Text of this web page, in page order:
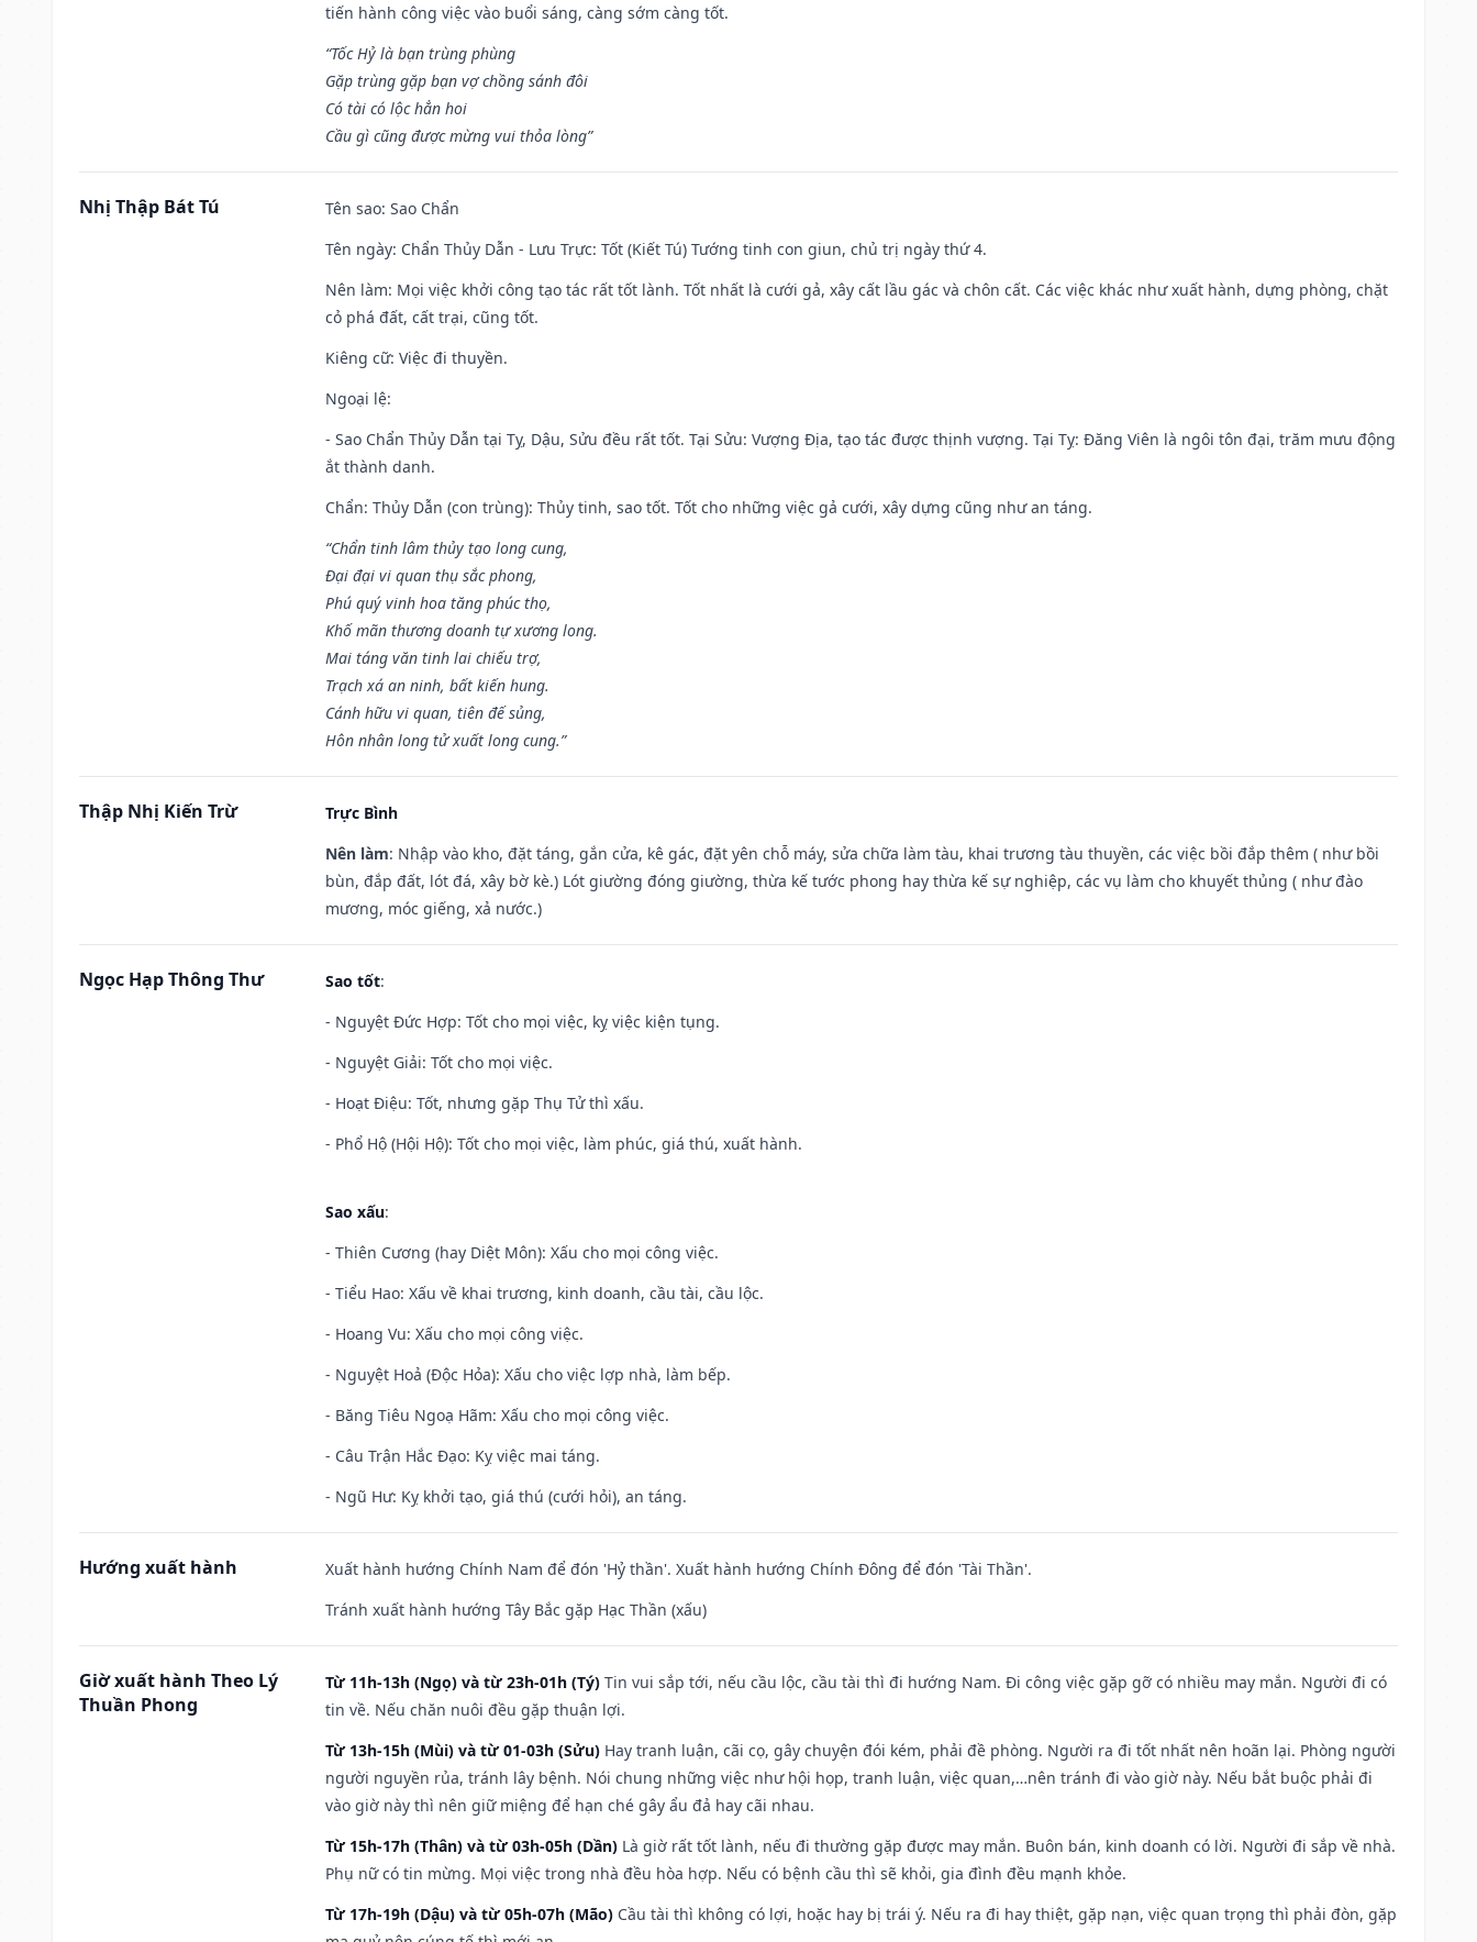
tiến hành công việc vào buổi sáng, càng sớm càng tốt.
“Tốc Hỷ là bạn trùng phùng
Gặp trùng gặp bạn vợ chồng sánh đôi
Có tài có lộc hẳn hoi
Cầu gì cũng được mừng vui thỏa lòng”
Nhị Thập Bát Tú Tên sao: Sao Chẩn
Tên ngày: Chẩn Thủy Dẫn - Lưu Trực: Tốt (Kiết Tú) Tướng tinh con giun, chủ trị ngày thứ 4.
Nên làm: Mọi việc khởi công tạo tác rất tốt lành. Tốt nhất là cưới gả, xây cất lầu gác và chôn cất. Các việc khác như xuất hành, dựng phòng, chặt
cỏ phá đất, cất trại, cũng tốt.
Kiêng cữ: Việc đi thuyền.
Ngoại lệ:
- Sao Chẩn Thủy Dẫn tại Tỵ, Dậu, Sửu đều rất tốt. Tại Sửu: Vượng Địa, tạo tác được thịnh vượng. Tại Tỵ: Đăng Viên là ngôi tôn đại, trăm mưu động
ắt thành danh.
Chẩn: Thủy Dẫn (con trùng): Thủy tinh, sao tốt. Tốt cho những việc gả cưới, xây dựng cũng như an táng.
“Chẩn tinh lâm thủy tạo long cung,
Đại đại vi quan thụ sắc phong,
Phú quý vinh hoa tăng phúc thọ,
Khố mãn thương doanh tự xương long.
Mai táng văn tinh lai chiếu trợ,
Trạch xá an ninh, bất kiến hung.
Cánh hữu vi quan, tiên đế sủng,
Hôn nhân long tử xuất long cung.”
Thập Nhị Kiến Trừ
Trực Bình
Nên làm: Nhập vào kho, đặt táng, gắn cửa, kê gác, đặt yên chỗ máy, sửa chữa làm tàu, khai trương tàu thuyền, các việc bồi đắp thêm ( như bồi
bùn, đắp đất, lót đá, xây bờ kè.) Lót giường đóng giường, thừa kế tước phong hay thừa kế sự nghiệp, các vụ làm cho khuyết thủng ( như đào
mương, móc giếng, xả nước.)
Ngọc Hạp Thông Thư Sao tốt:
- Nguyệt Đức Hợp: Tốt cho mọi việc, kỵ việc kiện tụng.
- Nguyệt Giải: Tốt cho mọi việc.
- Hoạt Điệu: Tốt, nhưng gặp Thụ Tử thì xấu.
- Phổ Hộ (Hội Hộ): Tốt cho mọi việc, làm phúc, giá thú, xuất hành.
Sao xấu:
- Thiên Cương (hay Diệt Môn): Xấu cho mọi công việc.
- Tiểu Hao: Xấu về khai trương, kinh doanh, cầu tài, cầu lộc.
- Hoang Vu: Xấu cho mọi công việc.
- Nguyệt Hoả (Độc Hỏa): Xấu cho việc lợp nhà, làm bếp.
- Băng Tiêu Ngoạ Hãm: Xấu cho mọi công việc.
- Câu Trận Hắc Đạo: Kỵ việc mai táng.
- Ngũ Hư: Kỵ khởi tạo, giá thú (cưới hỏi), an táng.
Hướng xuất hành
Xuất hành hướng Chính Nam để đón 'Hỷ thần'. Xuất hành hướng Chính Đông để đón 'Tài Thần'.
Tránh xuất hành hướng Tây Bắc gặp Hạc Thần (xấu)
Giờ xuất hành Theo Lý
Thuần Phong
Từ 11h-13h (Ngọ) và từ 23h-01h (Tý) Tin vui sắp tới, nếu cầu lộc, cầu tài thì đi hướng Nam. Đi công việc gặp gỡ có nhiều may mắn. Người đi có
tin về. Nếu chăn nuôi đều gặp thuận lợi.
Từ 13h-15h (Mùi) và từ 01-03h (Sửu) Hay tranh luận, cãi cọ, gây chuyện đói kém, phải đề phòng. Người ra đi tốt nhất nên hoãn lại. Phòng người
người nguyền rủa, tránh lây bệnh. Nói chung những việc như hội họp, tranh luận, việc quan,…nên tránh đi vào giờ này. Nếu bắt buộc phải đi
vào giờ này thì nên giữ miệng để hạn ché gây ẩu đả hay cãi nhau.
Từ 15h-17h (Thân) và từ 03h-05h (Dần) Là giờ rất tốt lành, nếu đi thường gặp được may mắn. Buôn bán, kinh doanh có lời. Người đi sắp về nhà.
Phụ nữ có tin mừng. Mọi việc trong nhà đều hòa hợp. Nếu có bệnh cầu thì sẽ khỏi, gia đình đều mạnh khỏe.
Từ 17h-19h (Dậu) và từ 05h-07h (Mão) Cầu tài thì không có lợi, hoặc hay bị trái ý. Nếu ra đi hay thiệt, gặp nạn, việc quan trọng thì phải đòn, gặp